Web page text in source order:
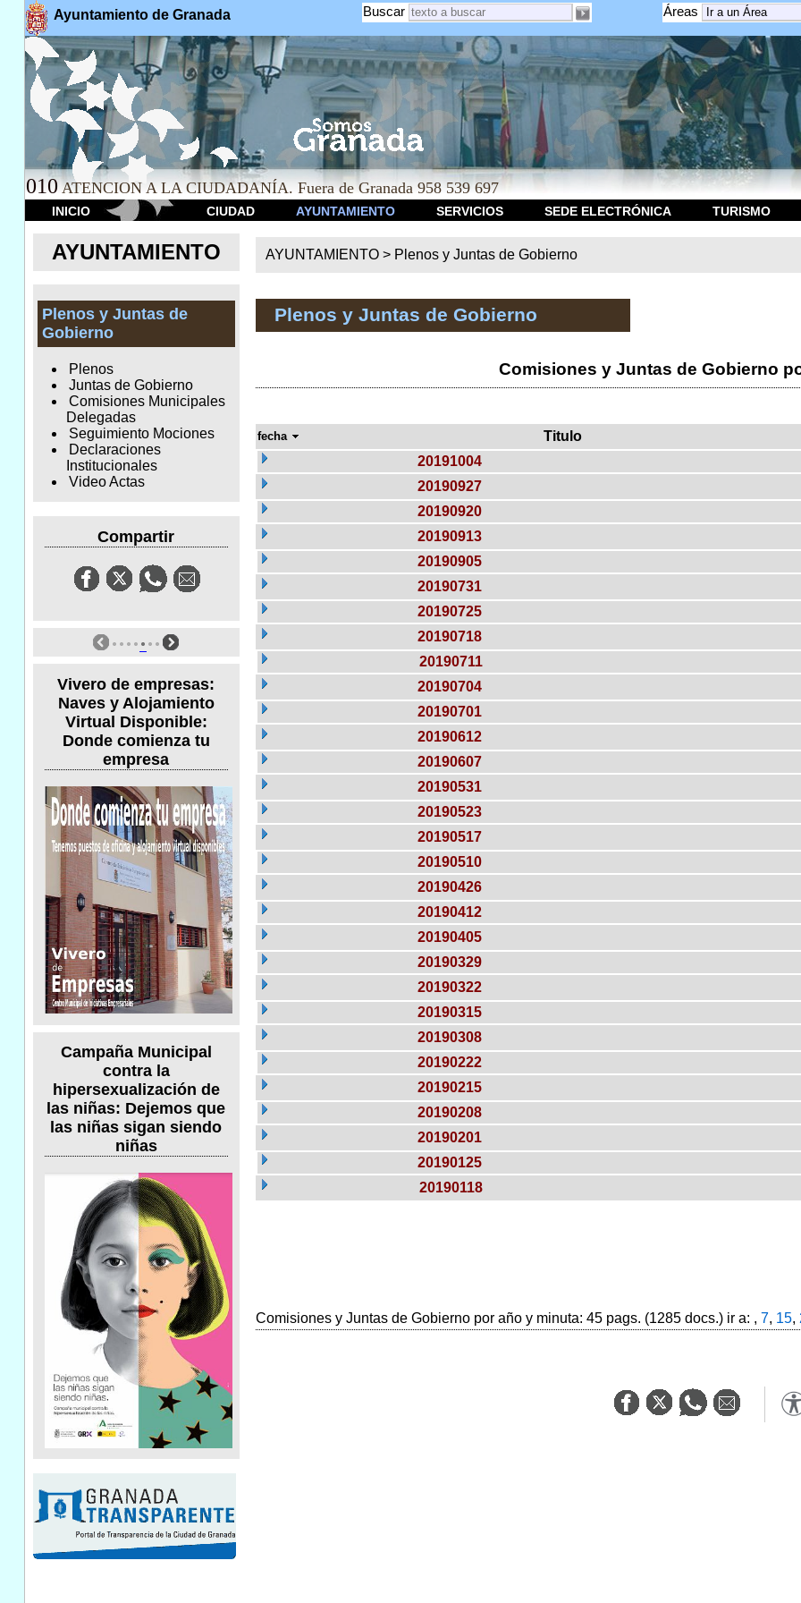
Ayuntamiento de Granada Áreas
Buscar
010 ATENCION A LA CIUDADANÍA. Fuera de Granada 958 539 697
INICIO CIUDAD AYUNTAMIENTO SERVICIOS SEDE ELECTRÓNICA TURISMO
AYUNTAMIENTO
Plenos y Juntas de
Gobierno
Plenos
Juntas de Gobierno
Comisiones Municipales
Delegadas
Seguimiento Mociones
Declaraciones
Institucionales
Video Actas
Compartir
Vivero de empresas:
Naves y Alojamiento
Virtual Disponible:
Donde comienza tu
empresa
Campaña Municipal
contra la
hipersexualización de
las niñas: Dejemos que
las niñas sigan siendo
niñas
AYUNTAMIENTO > Plenos y Juntas de Gobierno
Plenos y Juntas de Gobierno
Comisiones y Juntas de Gobierno
fecha Titulo
20191004
20190927
20190920
20190913
20190905
20190731
20190725
20190718
20190711
20190704
20190701
20190612
20190607
20190531
20190523
20190517
20190510
20190426
20190412
20190405
20190329
20190322
20190315
20190308
20190222
20190215
20190208
20190201
20190125
20190118
Comisiones y Juntas de Gobierno por año y minuta: 45 pags. (1285 docs.) ir a: , 7, 15,